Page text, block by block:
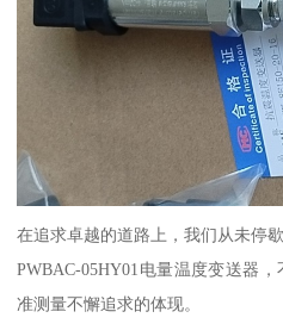
在追求卓越的道路上，我们从未停歇
PWBAC-05HY01电量温度变送器
准测量不懈追求的体现。